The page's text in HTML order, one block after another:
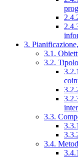
3.
3.1.
3.2.
3.3.
3.4.